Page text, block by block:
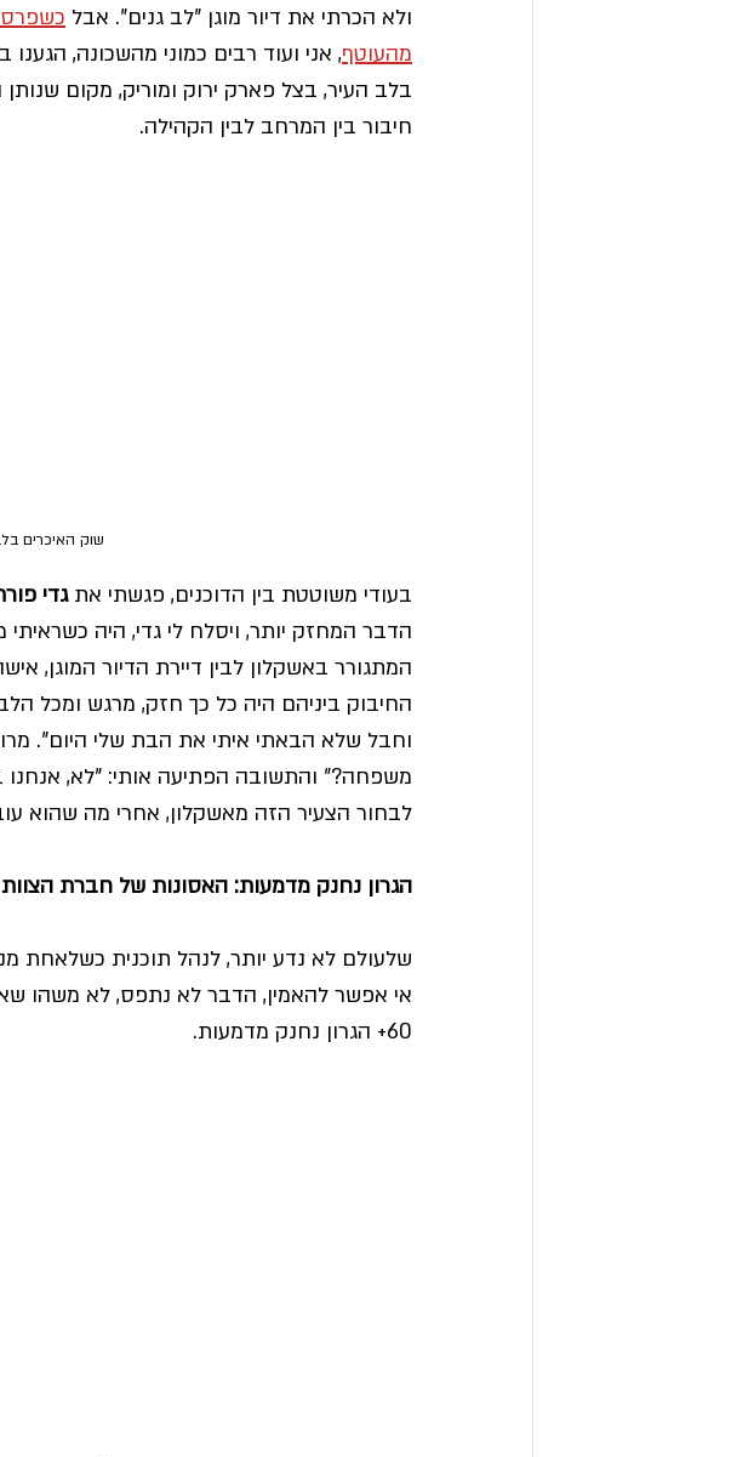
ולא הכרתי את דיור מוגן "לב גנים". אבל
מהעוטף, אני ועוד רבים כמוני מהשכונה,
בלב העיר, בצל פארק ירוק ומוריק, מקום
חיבור בין המרחב לבין הקהילה.
שוק האיכרים
בעודי משוטטת בין הדוכנים, פגשתי את גדי
הדבר המחזק יותר, ויסלח לי גדי, היה
המתגורר באשקלון לבין דיירת הדיור המוגן,
החיבוק ביניהם היה כל כך חזק, מרגש ומכל
וחבל שלא הבאתי איתי את הבת שלי היום".
משפחה?" והתשובה הפתיעה אותי: "לא,
לבחור הצעיר הזה מאשקלון, אחרי מה שהוא
הגרון נחנק מדמעות: האסונות של חברת הצוות
שלעולם לא נדע יותר, לנהל תוכנית כשלאחת
אי אפשר להאמין, הדבר לא נתפס, לא משהו
60+ הגרון נחנק מדמעות.